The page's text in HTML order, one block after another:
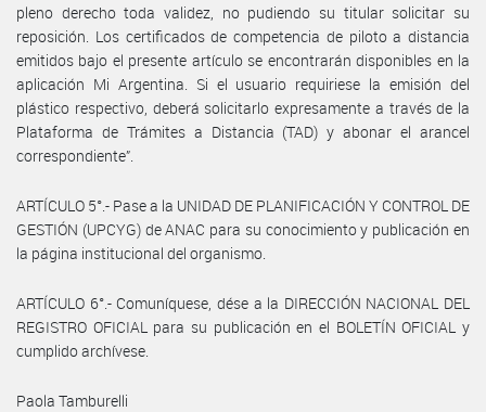
pleno derecho toda validez, no pudiendo su titular solicitar su
reposición. Los certificados de competencia de piloto a distancia
emitidos bajo el presente artículo se encontrarán disponibles en la
aplicación Mi Argentina. Si el usuario requiriese la emisión del
plástico respectivo, deberá solicitarlo expresamente a través de la
Plataforma de Trámites a Distancia (TAD) y abonar el arancel
correspondiente”.
ARTÍCULO 5°.- Pase a la UNIDAD DE PLANIFICACIÓN Y CONTROL DE
GESTIÓN (UPCYG) de ANAC para su conocimiento y publicación en
la página institucional del organismo.
ARTÍCULO 6°.- Comuníquese, dése a la DIRECCIÓN NACIONAL DEL
REGISTRO OFICIAL para su publicación en el BOLETÍN OFICIAL y
cumplido archívese.
Paola Tamburelli